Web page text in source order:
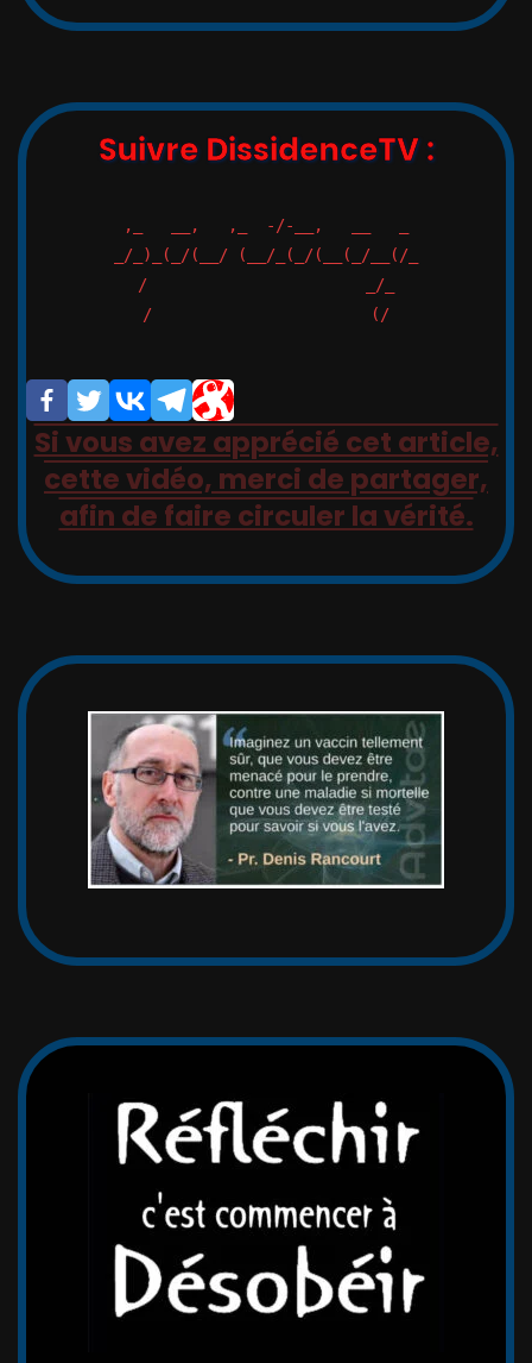
Suivre DissidenceTV :
,_   __,   ,_  -/-__,   __   _
_/_)_(_/(__/ (__/_(_/(__(_/__(/_
/                       _/_
/                       (/
Si vous avez apprécié cet article,
cette vidéo, merci de partager,
afin de faire circuler la vérité.